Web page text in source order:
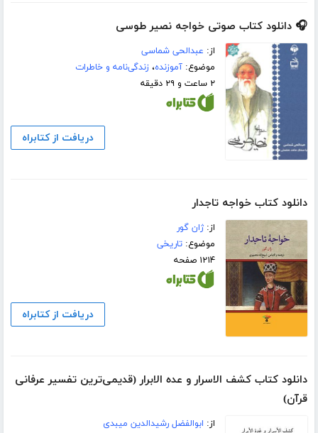
🎧 دانلود کتاب صوتی خواجه نصیر طوسی
از: عبدالحی شماسی
موضوع:آموزنده،زندگی‌نامه و خاطرات
۲ ساعت و ۲۹ دقیقه
دریافت از کتابراه
دانلود کتاب خواجه تاجدار
از:ژان گور
موضوع:تاریخی
۱۲۱۴ صفحه
دریافت از کتابراه
دانلود کتاب کشف الاسرار و عده الابرار (قدیمی‌ترین تفسیر عرفانی
قرآن)
از: ابوالفضل رشیدالدین میبدی